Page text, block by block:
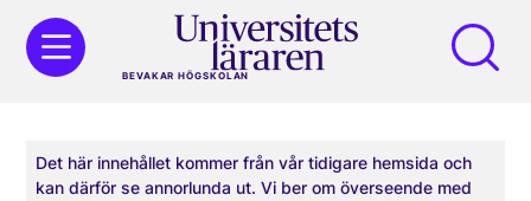
BEVAKAR HÖGSKOLAN
Det här innehållet kommer från vår tidigare hemsida och
kan därför se annorlunda ut. Vi ber om överseende med